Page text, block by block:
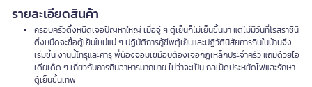
รายละเอียดสินค้า
ครอบครัวตึ๋งหนืดเจอปัญหาใหญ่ เมื่อจู่ ๆ ตู้เย็นก็ไม่เย็นขึ้นมา แต่ไม่มีวันที่โรสราชินี
ตึ๋งหนืดจะซื้อตู้เย็นใหม่แน่ ๆ ปฏิบัติการกู้ชีพตู้เย็นและปฏิวัตินิสัยการกินในบ้านจึง
เริ่มขึ้น งานนี้โทรุและคารุ พี่น้องจอมเขมือบต้องเจอกฎเหล็กประจำครัว แถมด้วยไอ
เดียเด็ด ๆ เกี่ยวกับการกินอาหารมากมาย ไม่ว่าจะเป็น กลเม็ดประหยัดไฟและรักษา
ตู้เย็นขั้นเทพ